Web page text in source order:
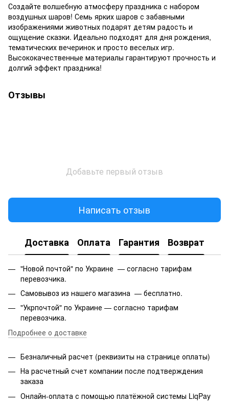
Создайте волшебную атмосферу праздника с набором
воздушных шаров! Семь ярких шаров с забавными
изображениями животных подарят детям радость и
ощущение сказки. Идеально подходят для дня рождения,
тематических вечеринок и просто веселых игр.
Высококачественные материалы гарантируют прочность и
долгий эффект праздника!
Отзывы
Добавьте первый отзыв
Написать отзыв
Доставка Оплата Гарантия Возврат
"Новой почтой" по Украине — согласно тарифам
перевозчика.
Самовывоз из нашего магазина — бесплатно.
"Укрпочтой" по Украине — согласно тарифам
перевозчика.
Подробнее о доставке
Безналичный расчет (реквизиты на странице оплаты)
На расчетный счет компании после подтверждения
заказа
Онлайн-оплата с помощью платёжной системы LiqPay